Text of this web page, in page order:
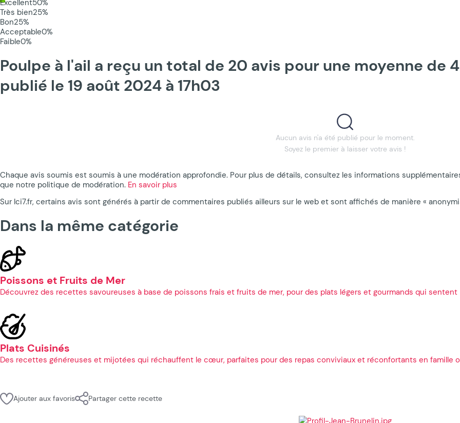
Excellent50%
Très bien25%
Bon25%
Acceptable0%
Faible0%
Poulpe à l'ail a reçu un total de 20 avis pour une moyenne de
publié le 19 août 2024 à 17h03
Aucun avis n'a été publié pour le moment.
Soyez le premier à laisser votre avis !
Chaque avis soumis est soumis à une modération approfondie. Pour plus de détails, consultez les informations
que notre politique de modération. En savoir plus
Sur Ici7.fr, certains avis sont générés à partir de commentaires publiés ailleurs sur le web et sont affichés de manière «
Dans la même catégorie
Poissons et Fruits de Mer
Découvrez des recettes savoureuses à base de poissons frais et fruits de mer, pour des plats légers et gourmands qui sentent
Plats Cuisinés
Des recettes généreuses et mijotées qui réchauffent le cœur, parfaites pour des repas conviviaux et réconfortants en famille
Ajouter aux favoris Partager cette recette